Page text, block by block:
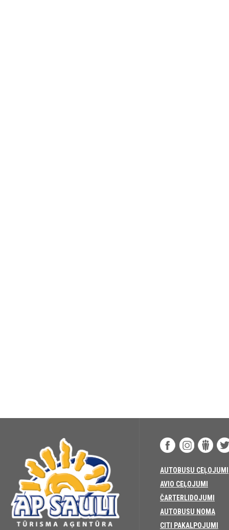
AUTOBUSU CEĻOJUMI
AVIO CEĻOJUMI
ČARTERLIDOJUMI
AUTOBUSU NOMA
CITI PAKALPOJUMI